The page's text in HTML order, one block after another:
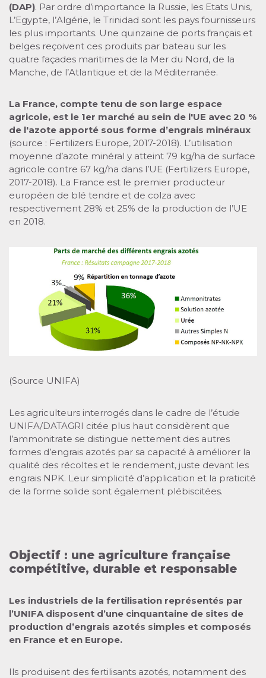
(DAP). Par ordre d’importance la Russie, les Etats Unis,
L’Egypte, l’Algérie, le Trinidad sont les pays fournisseurs
les plus importants. Une quinzaine de ports français et
belges reçoivent ces produits par bateau sur les
quatre façades maritimes de la Mer du Nord, de la
Manche, de l’Atlantique et de la Méditerranée.
La France, compte tenu de son large espace
agricole, est le 1er marché au sein de l'UE avec 20 %
de l'azote apporté sous forme d’engrais minéraux
(source : Fertilizers Europe, 2017-2018). L’utilisation
moyenne d’azote minéral y atteint 79 kg/ha de surface
agricole contre 67 kg/ha dans l’UE (Fertilizers Europe,
2017-2018). La France est le premier producteur
européen de blé tendre et de colza avec
respectivement 28% et 25% de la production de l’UE
en 2018.
(Source UNIFA)
Les agriculteurs interrogés dans le cadre de l’étude
UNIFA/DATAGRI citée plus haut considèrent que
l’ammonitrate se distingue nettement des autres
formes d’engrais azotés par sa capacité à améliorer la
qualité des récoltes et le rendement, juste devant les
engrais NPK. Leur simplicité d’application et la praticité
de la forme solide sont également plébiscitées.
Objectif : une agriculture française
compétitive, durable et responsable
Les industriels de la fertilisation représentés par
l’UNIFA disposent d’une cinquantaine de sites de
production d’engrais azotés simples et composés
en France et en Europe.
Ils produisent des fertilisants azotés, notamment des